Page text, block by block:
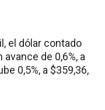
el dólar contado
de 0,6%, a
0,5%, a $359,36,